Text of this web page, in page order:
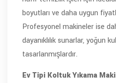
boyutları ve daha uygun
Profesyonel makineler ise
dayanıklılık sunarlar, yoğun
tasarlanmışlardır.
Ev Tipi Koltuk Yıkama